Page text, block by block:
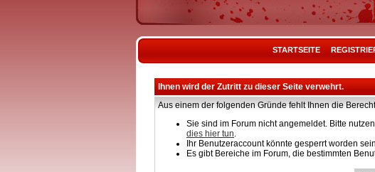
STARTSEITE
Ihnen wird der Zutritt zu dieser Seite verwehrt.
Aus einem der folgenden Gründe fehlt Ihnen die
Sie sind im Forum nicht angemeldet. Bitte
dies hier tun.
Ihr Benutzeraccount könnte gesperrt worden
Es gibt Bereiche im Forum, die bestimmten